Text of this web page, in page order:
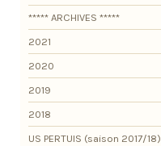
***** ARCHIVES *****
2021
2020
2019
2018
US PERTUIS (saison 2017/18)